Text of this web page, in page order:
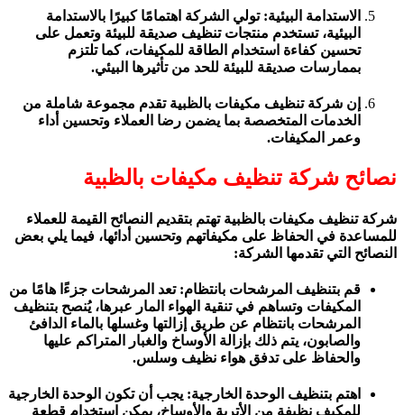
الاستدامة البيئية: تولي الشركة اهتمامًا كبيرًا بالاستدامة
البيئية، تستخدم منتجات تنظيف صديقة للبيئة وتعمل على
تحسين كفاءة استخدام الطاقة للمكيفات، كما تلتزم
بممارسات صديقة للبيئة للحد من تأثيرها البيئي.
إن شركة تنظيف مكيفات بالظبية تقدم مجموعة شاملة من
الخدمات المتخصصة بما يضمن رضا العملاء وتحسين أداء
وعمر المكيفات.
نصائح شركة تنظيف مكيفات بالظبية
شركة تنظيف مكيفات بالظبية تهتم بتقديم النصائح القيمة للعملاء
للمساعدة في الحفاظ على مكيفاتهم وتحسين أدائها، فيما يلي بعض
النصائح التي تقدمها الشركة:
قم بتنظيف المرشحات بانتظام: تعد المرشحات جزءًا هامًا من
المكيفات وتساهم في تنقية الهواء المار عبرها، يُنصح بتنظيف
المرشحات بانتظام عن طريق إزالتها وغسلها بالماء الدافئ
والصابون، يتم ذلك بإزالة الأوساخ والغبار المتراكم عليها
والحفاظ على تدفق هواء نظيف وسلس.
اهتم بتنظيف الوحدة الخارجية: يجب أن تكون الوحدة الخارجية
للمكيف نظيفة من الأتربة والأوساخ، يمكن استخدام قطعة